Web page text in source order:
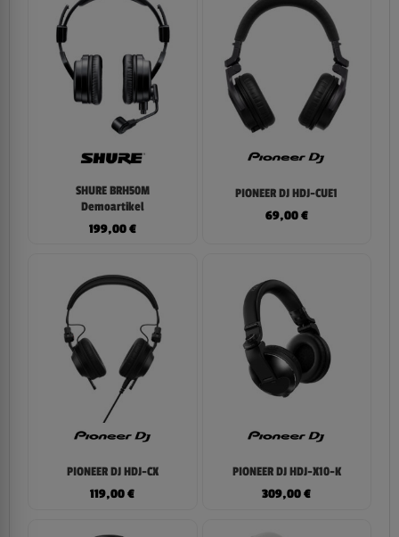
SHURE BRH50M
Demoartikel
199,00€
PIONEER DJ HDJ-CUE1
69,00€
PIONEER DJ HDJ-CX
119,00€
PIONEER DJ HDJ-X10-K
309,00€